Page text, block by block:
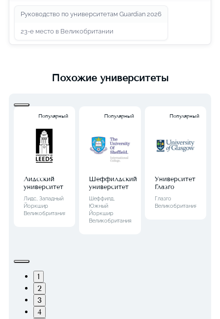
Руководство по университетам Guardian 2026
23-е место в Великобритании
Похожие университеты
Популярный
Лидсский
университет
Лидс, Западный
Йоркшир
Великобритания
Популярный
Шеффилдский
университет
Шеффилд,
Южный
Йоркшир
Великобритания
Популярный
Университет
Глазго
Глазго
Великобритания
1
2
3
4